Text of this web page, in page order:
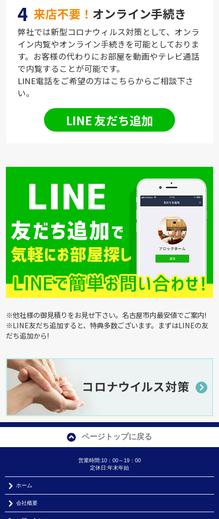
4 来店不要！ オンライン手続き
弊社では新型コロナウィルス対策として、オンラ
イン内覧やオンライン手続きを可能としておりま
す。お客様の代わりにお部屋を動画やテレビ通話
で内覧することが可能です。
LINE電話をご希望の方はこちらからご相談下さ
い。
LINE 友だち追加
※他社様の御見積りをお見せ下さい。名古屋市内最安値でご案内!
※LINE友だち追加すると、特典多数ございます。まずはLINEの友
だち追加から!
ページトップに戻る
営業時間:10：00～19：00
定休日:年末年始
ホーム
会社概要